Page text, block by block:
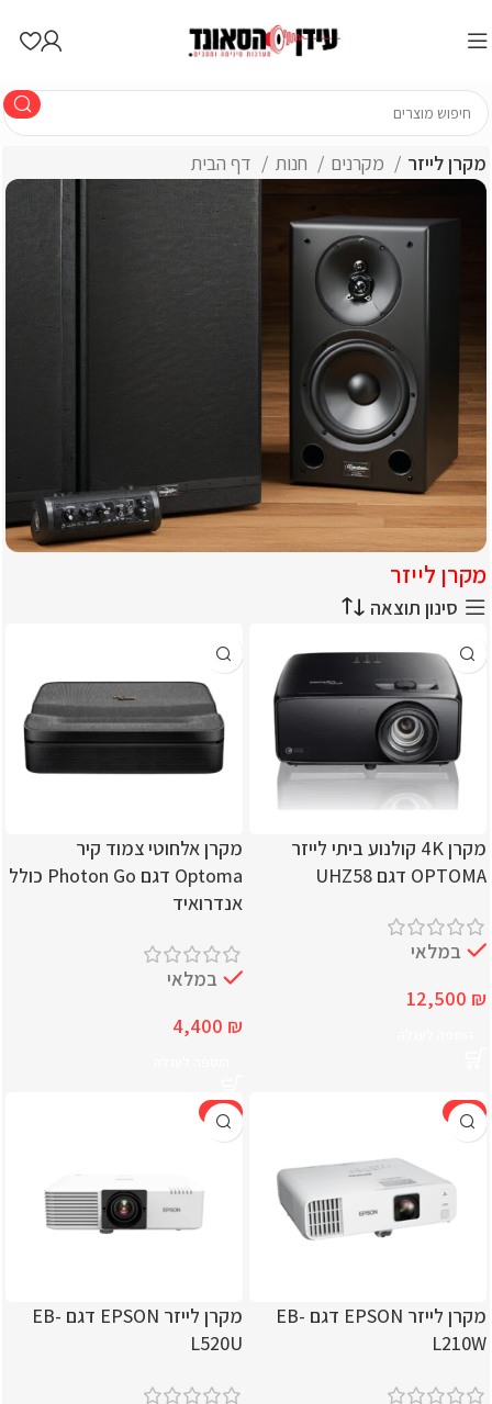
מקרן לייזר
עידן הסאונד מוצרי סאונד
וסינמה
כל המוצרים לחווית קולנוע מושלמת
מקרן לייזר
סינון תוצאה
מקרן 4K קולנוע ביתי לייזר
OPTOMA דגם UHZ58
במלאי
12,500 ₪
מקרן אלחוטי צמוד קיר
Optoma דגם Photon Go כולל
אנדרואיד
במלאי
4,400 ₪
-8%
מקרן לייזר EPSON דגם EB-
L210W
-9%
מקרן לייזר EPSON דגם EB-
L520U